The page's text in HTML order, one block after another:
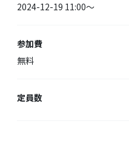
2024-12-19 11:00〜
参加費
無料
定員数